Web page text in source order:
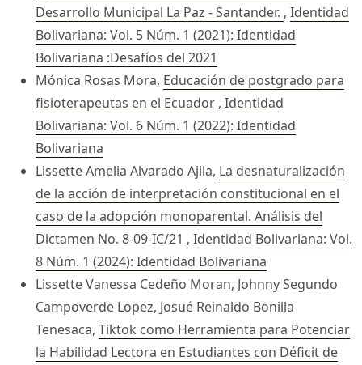
Desarrollo Municipal La Paz - Santander. , Identidad
Bolivariana: Vol. 5 Núm. 1 (2021): Identidad
Bolivariana :Desafíos del 2021
Mónica Rosas Mora, Educación de postgrado para
fisioterapeutas en el Ecuador , Identidad
Bolivariana: Vol. 6 Núm. 1 (2022): Identidad
Bolivariana
Lissette Amelia Alvarado Ajila, La desnaturalización
de la acción de interpretación constitucional en el
caso de la adopción monoparental. Análisis del
Dictamen No. 8-09-IC/21 , Identidad Bolivariana: Vol.
8 Núm. 1 (2024): Identidad Bolivariana
Lissette Vanessa Cedeño Moran, Johnny Segundo
Campoverde Lopez, Josué Reinaldo Bonilla
Tenesaca, Tiktok como Herramienta para Potenciar
la Habilidad Lectora en Estudiantes con Déficit de